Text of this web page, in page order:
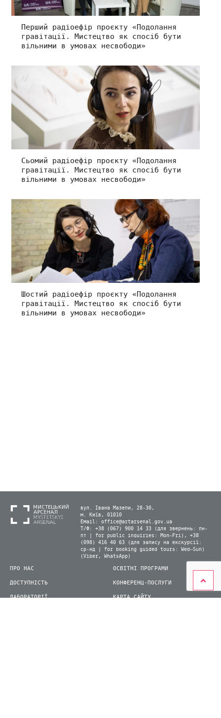
Перший радіоефір проєкту «Подолання
гравітації. Мистецтво як спосіб бути
вільними в умовах несвободи»
Сьомий радіоефір проєкту «Подолання
гравітації. Мистецтво як спосіб бути
вільними в умовах несвободи»
Шостий радіоефір проєкту «Подолання
гравітації. Мистецтво як спосіб бути
вільними в умовах несвободи»
вул. Івана Мазепи, 28-30,
м. Київ, 01010
Email: office@artarsenal.gov.ua
Т/Ф: +38 (067) 900 14 33 (для звернень: пн-
пт | for public inquiries: Mon–Fri), +38
(098) 416 40 63 (для запису на екскурсії:
ср-нд | for booking guided tours: Wed–Sun)
(Viber, WhatsApp)
ПРО НАС
ДОСТУПНІСТЬ
ЛАБОРАТОРІЇ
ОСВІТНІ ПРОГРАМИ
КОНФЕРЕНЦ-ПОСЛУГИ
КАРТА САЙТУ